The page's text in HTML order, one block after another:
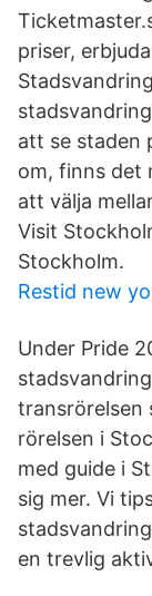
priser,
att se staden
om, finns det
att välja
Visit
Stockholm.
Restid new
Under Pride
transrörelsen
rörelsen i
med guide i
sig mer. Vi
en trevlig